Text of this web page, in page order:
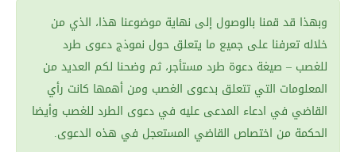
وبهذا قد قمنا بالوصول إلى نهاية موضوعنا هذا، الذي من
خلاله تعرفنا على جميع ما يتعلق حول نموذج دعوى طرد
للغصب – صيغة دعوة طرد مستأجر، ثم وضحنا لكم العديد من
المعلومات التي تتعلق بدعوى الغصب ومن أهمها كانت رأي
القاضي في ادعاء المدعى عليه في دعوى الطرد للغصب وأيضا
الحكمة من اختصاص القاضي المستعجل في هذه الدعوى.